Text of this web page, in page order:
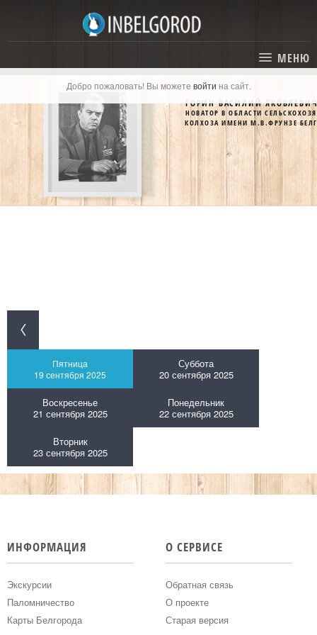
МЕНЮ
ГЛАВНАЯ
СТАТЬИ
КАТАЛОГ
ГОСТИНИЦЫ И ОТЕЛИ
ЭКСКУРСИИ
СОБЫТИЯ
КАРТА
Добро пожаловать! Вы можете войти на сайт.
ГОРИН ВАСИЛИЙ
НОВАТОР В ОБЛАСТИ
КОЛХОЗА ИМЕНИ М.В.ФРУНЗЕ
Пятница
19 сентября 2025
Суббота
20 сентября 2025
Воскресенье
21 сентября 2025
Понедельник
22 сентября 2025
Вторник
23 сентября 2025
ИНФОРМАЦИЯ
Экскурсии
Паломничество
Карты Белгорода
О СЕРВИСЕ
Обратная связь
О проекте
Старая версия